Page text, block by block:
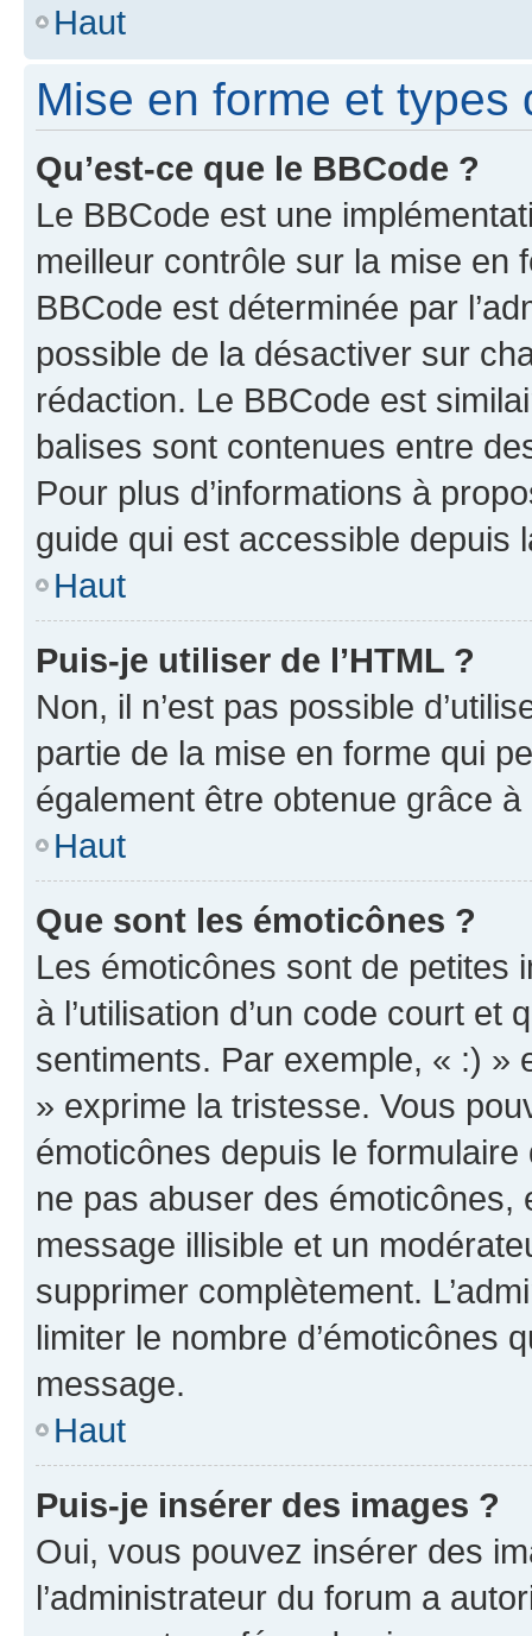
Haut
Mise en forme et types
Qu’est-ce que le BBCode ?
Le BBCode est une
meilleur contrôle sur la mise en
BBCode est déterminée par
possible de la désactiver sur
rédaction. Le BBCode est
balises sont contenues entre
Pour plus d’informations à
guide qui est accessible depuis
Haut
Puis-je utiliser de l’HTML ?
Non, il n’est pas possible
partie de la mise en forme qui
également être obtenue grâce à
Haut
Que sont les émoticônes ?
Les émoticônes sont de petites
à l’utilisation d’un code court et
sentiments. Par exemple, « :) »
» exprime la tristesse. Vous
émoticônes depuis le
ne pas abuser des
message illisible et un
supprimer complètement.
limiter le nombre d’émoticônes
message.
Haut
Puis-je insérer des images ?
Oui, vous pouvez insérer des
l’administrateur du forum a